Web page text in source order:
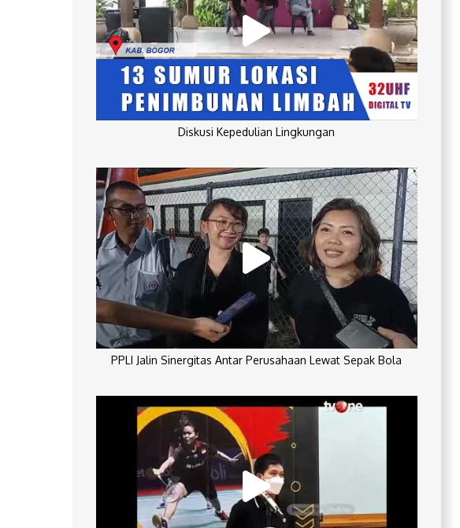
Diskusi Kepedulian Lingkungan
PPLI Jalin Sinergitas Antar Perusahaan Lewat Sepak Bola